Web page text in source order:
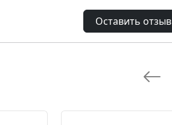
Оставить отзыв